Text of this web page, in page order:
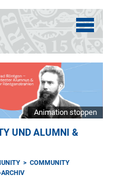
Animation stoppen
UND ALUMNI &
COMMUNITY
ARCHIV